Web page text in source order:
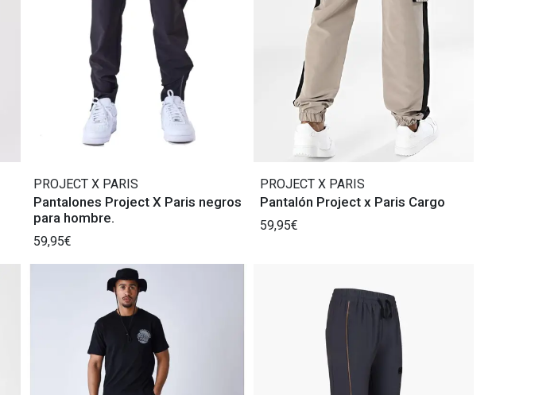
PROJECT X PARIS
Pantalones Project X Paris negros
para hombre.
59,95€
PROJECT X PARIS
Pantalón Project x Paris Cargo
59,95€